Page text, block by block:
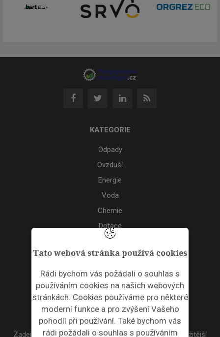
Tato webová stránka používá cookies
Rádi bychom vás požádali o souhlas s
používáním cookies na našich webových
stránkách. Cookies používáme pro některé
moderní funkce a pro zvýšení Vašeho
pohodlí při používání. Také bychom vás
rádi požádali o souhlas s používáním
KATEGORIE
Odpady
Ovzduší
Energie
Voda
Chemie
Dotace
Akce
ODPADNÍ PLASTY
NEWSLETTER
Zadejte váš email a my Vám budeme zasílat ty nejdůležitější